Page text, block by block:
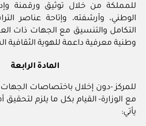
للمملكة من خلال توثيق ورقمنة
الوطني، وأرشفته، وإتاحة عناصر
التكامل والتنسيق مع الجهات ذات
وطنية معرفية داعمة للهوية الثقافية
المادة الرابعة
للمركز -دون إخلال باختصاصات الجهات
مع الوزارة- القيام بكل ما يلزم
يأتي: